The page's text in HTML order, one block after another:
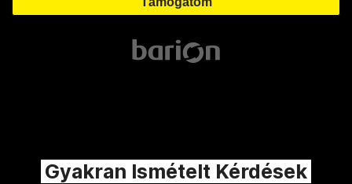
Gyakran Ismételt Kérdések